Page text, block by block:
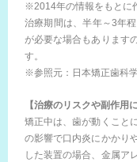
※2014年の情報をもとに
治療期間は、半年～3年
が必要な場合もあります
す。
※参照元：日本矯正歯科
【治療のリスクや副作用
矯正中は、歯が動くこと
の影響で口内炎にかかり
した装置の場合、金属ア